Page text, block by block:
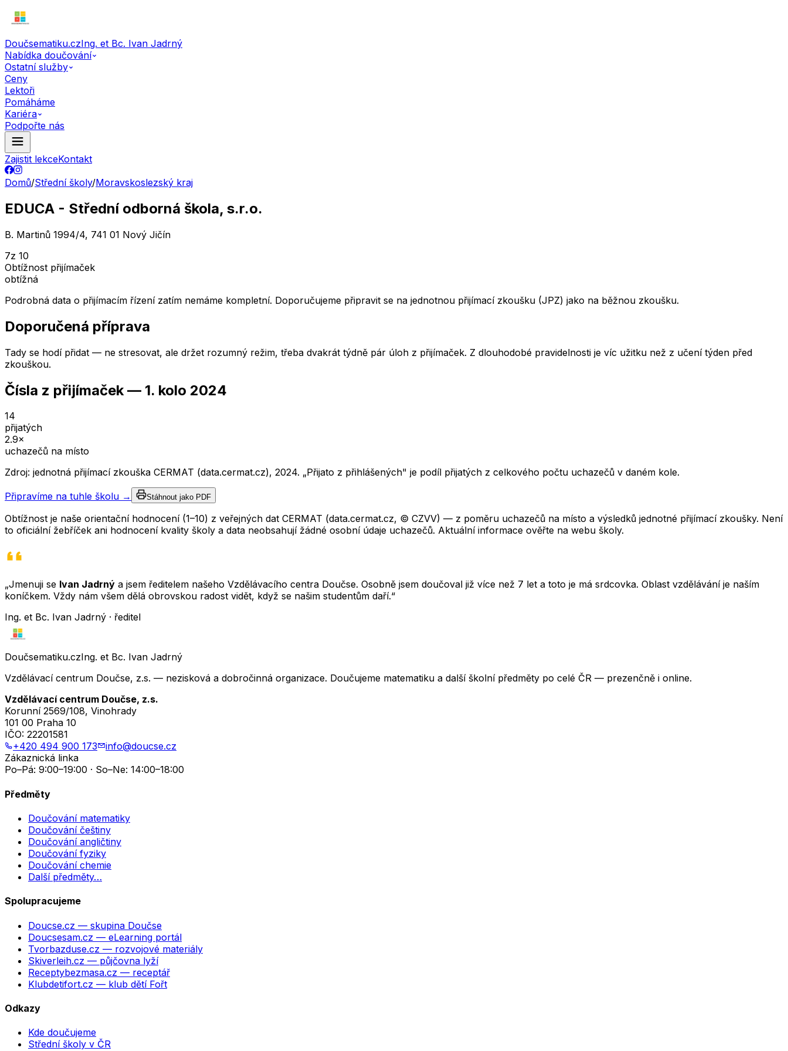
Doučsematiku.czIng. et Bc. Ivan Jadrný
Nabídka doučování
Ostatní služby
Ceny
Lektoři
Pomáháme
Kariéra
Podpořte nás
Zajistit lekceKontakt
Domů/Střední školy/Moravskoslezský kraj
EDUCA - Střední odborná škola, s.r.o.
B. Martinů 1994/4, 741 01 Nový Jičín
7z 10
Obtížnost přijímaček
obtížná
Podrobná data o přijímacím řízení zatím nemáme kompletní. Doporučujeme připravit se na jednotnou přijímací zkoušku (JPZ) jako na běžnou zkoušku.
Doporučená příprava
Tady se hodí přidat — ne stresovat, ale držet rozumný režim, třeba dvakrát týdně pár úloh z přijímaček. Z dlouhodobé pravidelnosti je víc užitku než z učení týden před
zkouškou.
Čísla z přijímaček — 1. kolo 2024
14
přijatých
2.9×
uchazečů na místo
Zdroj: jednotná přijímací zkouška CERMAT (data.cermat.cz), 2024. „Přijato z přihlášených" je podíl přijatých z celkového počtu uchazečů v daném kole.
Připravíme na tuhle školu → Stáhnout jako PDF
Obtížnost je naše orientační hodnocení (1–10) z veřejných dat CERMAT (data.cermat.cz, © CZVV) — z poměru uchazečů na místo a výsledků jednotné přijímací zkoušky. Není
to oficiální žebříček ani hodnocení kvality školy a data neobsahují žádné osobní údaje uchazečů. Aktuální informace ověřte na webu školy.
„Jmenuji se Ivan Jadrný a jsem ředitelem našeho Vzdělávacího centra Doučse. Osobně jsem doučoval již více než 7 let a toto je má srdcovka. Oblast vzdělávání je naším
koníčkem. Vždy nám všem dělá obrovskou radost vidět, když se našim studentům daří.“
Ing. et Bc. Ivan Jadrný · ředitel
Doučsematiku.czIng. et Bc. Ivan Jadrný
Vzdělávací centrum Doučse, z.s. — nezisková a dobročinná organizace. Doučujeme matematiku a další školní předměty po celé ČR — prezenčně i online.
Vzdělávací centrum Doučse, z.s.
Korunní 2569/108, Vinohrady
101 00 Praha 10
IČO: 22201581
+420 494 900 173
info@doucse.cz
Zákaznická linka
Po–Pá: 9:00–19:00 · So–Ne: 14:00–18:00
Předměty
Doučování matematiky
Doučování češtiny
Doučování angličtiny
Doučování fyziky
Doučování chemie
Další předměty…
Spolupracujeme
Doucse.cz — skupina Doučse
Doucsesam.cz — eLearning portál
Tvorbazduse.cz — rozvojové materiály
Skiverleih.cz — půjčovna lyží
Receptybezmasa.cz — receptář
Klubdetifort.cz — klub dětí Fořt
Odkazy
Kde doučujeme
Střední školy v ČR